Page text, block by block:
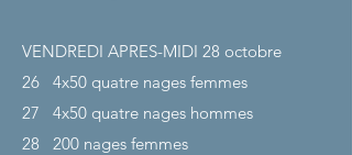
VENDREDI APRES-MIDI 28 octobre
26
4x50 quatre nages femmes
27
4x50 quatre nages hommes
28
200 nages femmes